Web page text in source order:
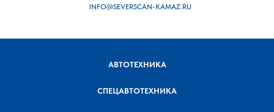
INFO@SEVERSCAN-KAMAZ.RU
АВТОТЕХНИКА
СПЕЦАВТОТЕХНИКА